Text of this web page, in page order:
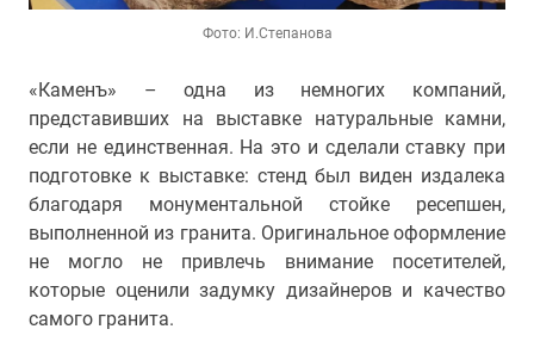
Фото: И.Степанова
«Каменъ» – одна из немногих компаний,
представивших на выставке натуральные камни,
если не единственная. На это и сделали ставку при
подготовке к выставке: стенд был виден издалека
благодаря монументальной стойке ресепшен,
выполненной из гранита. Оригинальное оформление
не могло не привлечь внимание посетителей,
которые оценили задумку дизайнеров и качество
самого гранита.